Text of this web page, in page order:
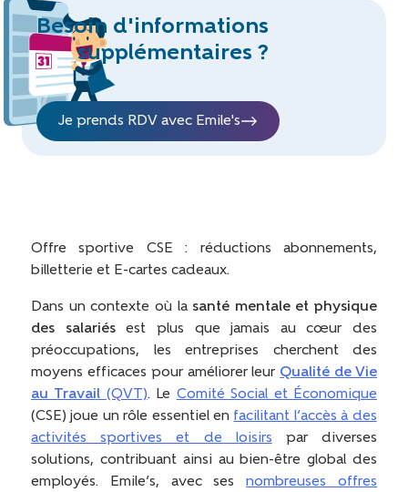
Besoin d'informations
supplémentaires ?
Je prends RDV avec Emile's
Offre sportive CSE : réductions abonnements,
billetterie et E-cartes cadeaux.
Dans un contexte où la santé mentale et physique
des salariésest plus que jamais au cœur des
préoccupations, les entreprises cherchent des
moyens efficaces pour améliorer leur Qualité de Vie
au Travail (QVT). Le Comité Social et Économique
(CSE) joue un rôle essentiel en facilitant l’accès à des
activités sportives et de loisirs par diverses
solutions, contribuant ainsi au bien-être global des
employés. Emile’s, avec sesnombreuses offres